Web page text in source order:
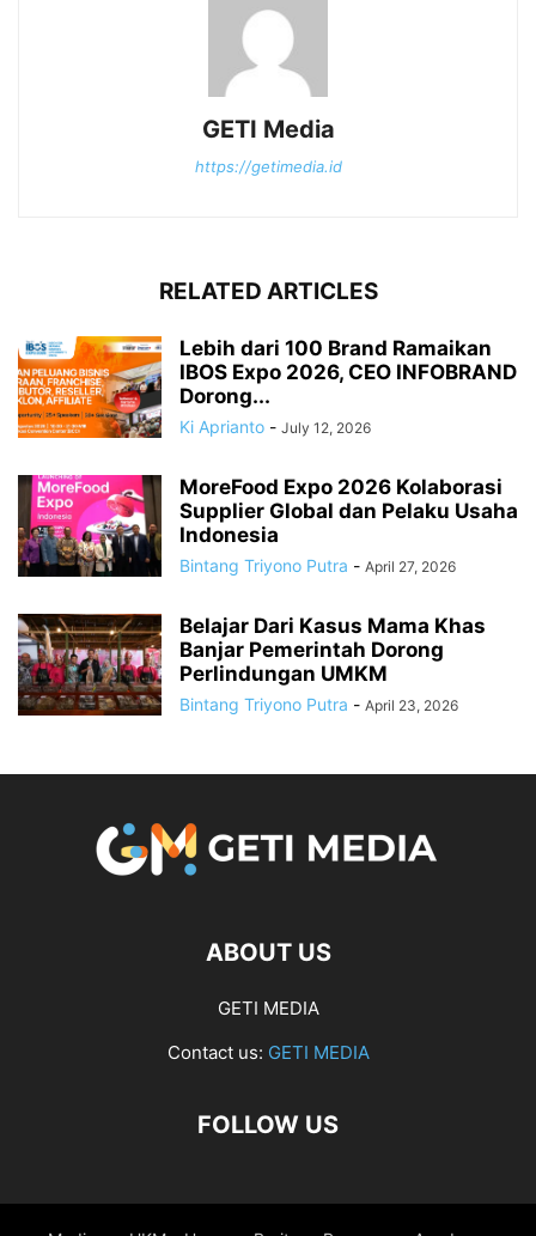
GETI Media
https://getimedia.id
RELATED ARTICLES
Lebih dari 100 Brand Ramaikan
IBOS Expo 2026, CEO INFOBRAND
Dorong...
Ki Aprianto - July 12, 2026
MoreFood Expo 2026 Kolaborasi
Supplier Global dan Pelaku Usaha
Indonesia
Bintang Triyono Putra - April 27, 2026
Belajar Dari Kasus Mama Khas
Banjar Pemerintah Dorong
Perlindungan UMKM
Bintang Triyono Putra - April 23, 2026
ABOUT US
GETI MEDIA
Contact us: GETI MEDIA
FOLLOW US